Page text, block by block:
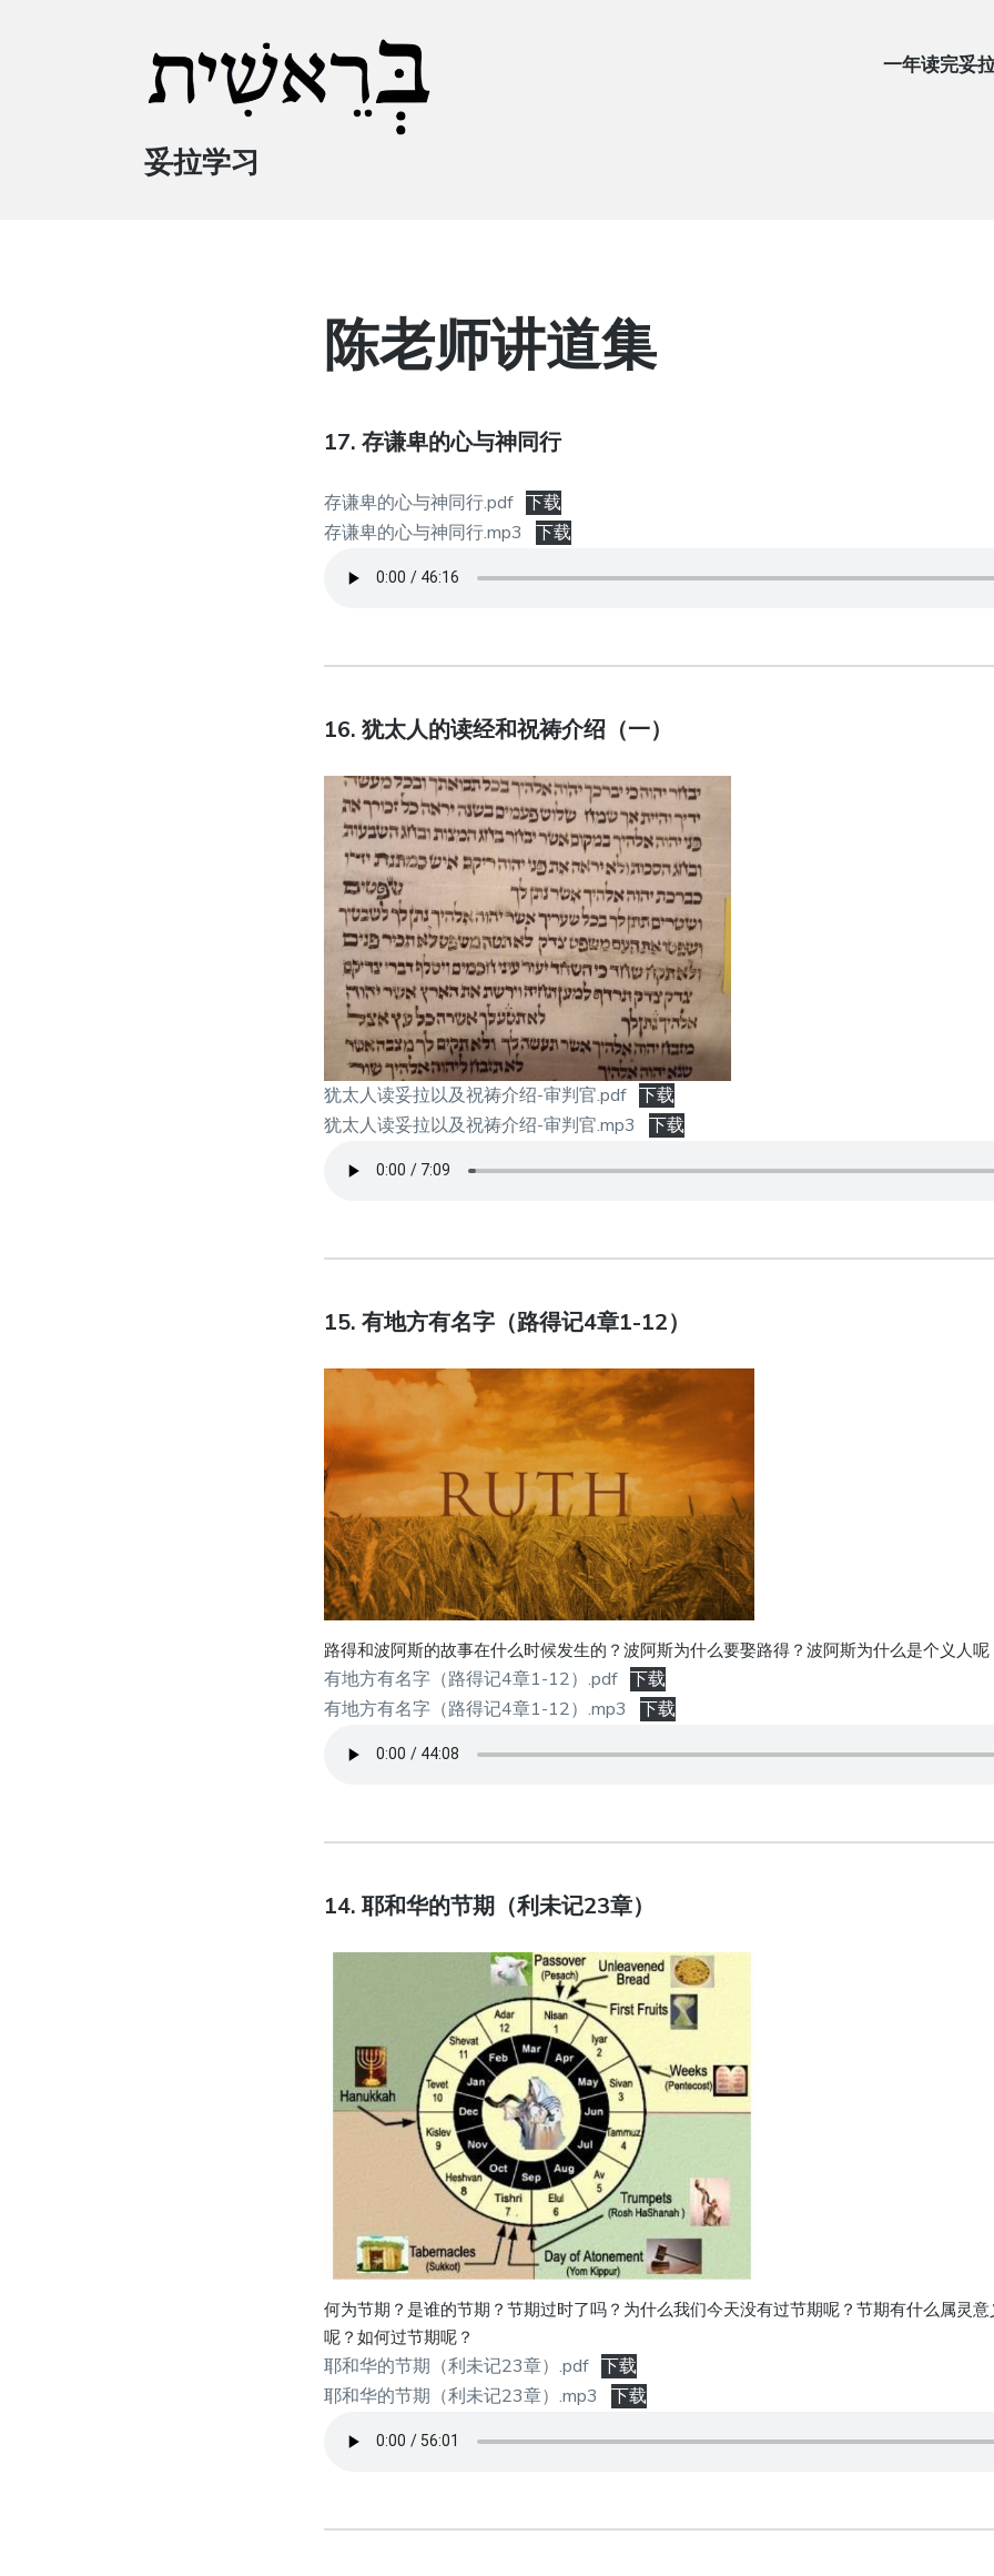
妥拉学习
一年读完妥
陈老师讲道集
17. 存谦卑的心与神同行
存谦卑的心与神同行.pdf 下载
存谦卑的心与神同行.mp3
下载
16. 犹太人的读经和祝祷介绍（一）
犹太人读妥拉以及祝祷介绍-审判官.pdf 下载
犹太人读妥拉以及祝祷介绍-审判官.mp3
下载
15. 有地方有名字（路得记4章1-12）
路得和波阿斯的故事在什么时候发生的？波阿斯为什么要娶路得？波阿斯为什么是个义人呢
有地方有名字（路得记4章1-12）.pdf 下载
有地方有名字（路得记4章1-12）.mp3
下载
14. 耶和华的节期（利未记23章）
何为节期？是谁的节期？节期过时了吗？为什么我们今天没有过节期呢？节期有什么属灵
呢？如何过节期呢？
耶和华的节期（利未记23章）.pdf 下载
耶和华的节期（利未记23章）.mp3
下载